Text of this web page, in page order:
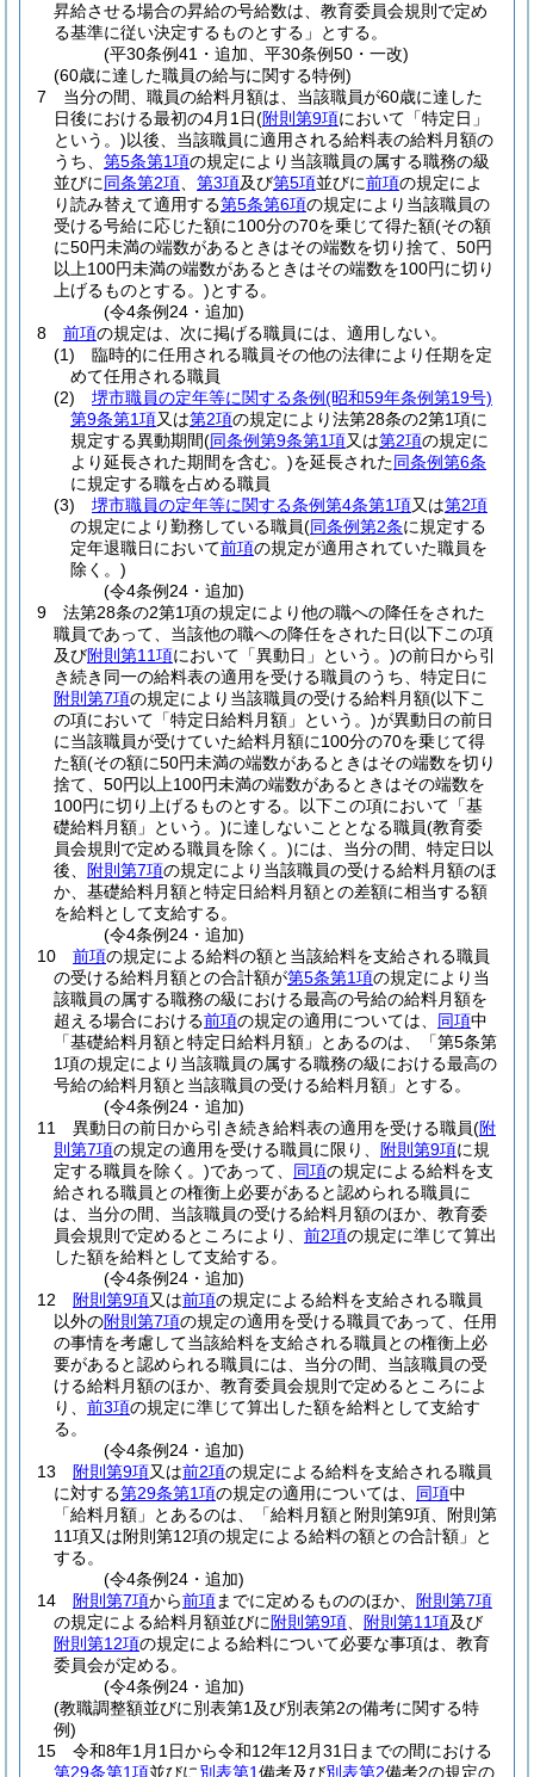
昇給させる場合の昇給の号給数は、教育委員会規則で定め
る基準に従い決定するものとする」とする。
(平30条例41・追加、平30条例50・一改)
(60歳に達した職員の給与に関する特例)
7
当分の間、職員の給料月額は、当該職員が60歳に達した
日後における最初の4月1日(附則第9項において「特定日」
という。)以後、当該職員に適用される給料表の給料月額の
うち、 第5条第1項の規定により当該職員の属する職務の級
並びに同条第2項 第3項及び第5項並びに前項の規定によ
り読み替えて適用する第5条第6項の規定により当該職員の
受ける号給に応じた額に100分の70を乗じて得た額(その額
に50円未満の端数があるときはその端数を切り捨て、50円
以上100円未満の端数があるときはその端数を100円に切り
上げるものとする。)とする。
(令4条例24・追加)
8
前項の規定は、次に掲げる職員には、適用しない。
(1)
臨時的に任用される職員その他の法律により任期を定
めて任用される職員
(2)
堺市職員の定年等に関する条例(昭和59年条例第19号)
第9条第1項又は第2項の規定により法第28条の2第1項に
規定する異動期間(同条例第9条第1項又は第2項の規定に
より延長された期間を含む。)を延長された同条例第6条
に規定する職を占める職員
(3)
堺市職員の定年等に関する条例第4条第1項又は第2項
の規定により勤務している職員(同条例第2条に規定する
定年退職日において前項の規定が適用されていた職員を
除く。)
(令4条例24・追加)
9
法第28条の2第1項の規定により他の職への降任をされた
職員であって、当該他の職への降任をされた日(以下この項
及び附則第11項において「異動日」という。)の前日から引
き続き同一の給料表の適用を受ける職員のうち、特定日に
附則第7項の規定により当該職員の受ける給料月額(以下こ
の項において「特定日給料月額」という。)が異動日の前日
に当該職員が受けていた給料月額に100分の70を乗じて得
た額(その額に50円未満の端数があるときはその端数を切り
捨て、50円以上100円未満の端数があるときはその端数を
100円に切り上げるものとする。以下この項において「基
礎給料月額」という。)に達しないこととなる職員(教育委
員会規則で定める職員を除く。)には、当分の間、特定日以
後、
附則第7項の規定により当該職員の受ける給料月額のほ
か、基礎給料月額と特定日給料月額との差額に相当する額
を給料として支給する。
(令4条例24・追加)
10
前項の規定による給料の額と当該給料を支給される職員
の受ける給料月額との合計額が第5条第1項の規定により当
該職員の属する職務の級における最高の号給の給料月額を
超える場合における前項の規定の適用については、 同項中
「基礎給料月額と特定日給料月額」とあるのは、「第5条第
1項の規定により当該職員の属する職務の級における最高の
号給の給料月額と当該職員の受ける給料月額」とする。
(令4条例24・追加)
11
異動日の前日から引き続き給料表の適用を受ける職員(附
則第7項の規定の適用を受ける職員に限り、 附則第9項に規
定する職員を除く。)であって、 同項の規定による給料を支
給される職員との権衡上必要があると認められる職員に
は、当分の間、当該職員の受ける給料月額のほか、教育委
員会規則で定めるところにより、 前2項の規定に準じて算出
した額を給料として支給する。
(令4条例24・追加)
12
附則第9項又は前項の規定による給料を支給される職員
以外の附則第7項の規定の適用を受ける職員であって、任用
の事情を考慮して当該給料を支給される職員との権衡上必
要があると認められる職員には、当分の間、当該職員の受
ける給料月額のほか、教育委員会規則で定めるところによ
り、 前3項の規定に準じて算出した額を給料として支給す
る。
(令4条例24・追加)
13
附則第9項又は前2項の規定による給料を支給される職員
に対する第29条第1項の規定の適用については、 同項中
「給料月額」とあるのは、「給料月額と附則第9項、附則第
11項又は附則第12項の規定による給料の額との合計額」と
する。
(令4条例24・追加)
14
附則第7項から前項までに定めるもののほか、
附則第7項
の規定による給料月額並びに 附則第9項 附則第11項及び
附則第12項の規定による給料について必要な事項は、教育
委員会が定める。
(令4条例24・追加)
(教職調整額並びに別表第1及び別表第2の備考に関する特
例)
15
令和8年1月1日から令和12年12月31日までの間における
第29条第1項並びに別表第1備考及び別表第2備考2の規定の